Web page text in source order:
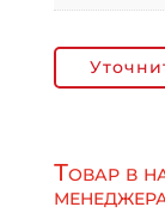
Товар в